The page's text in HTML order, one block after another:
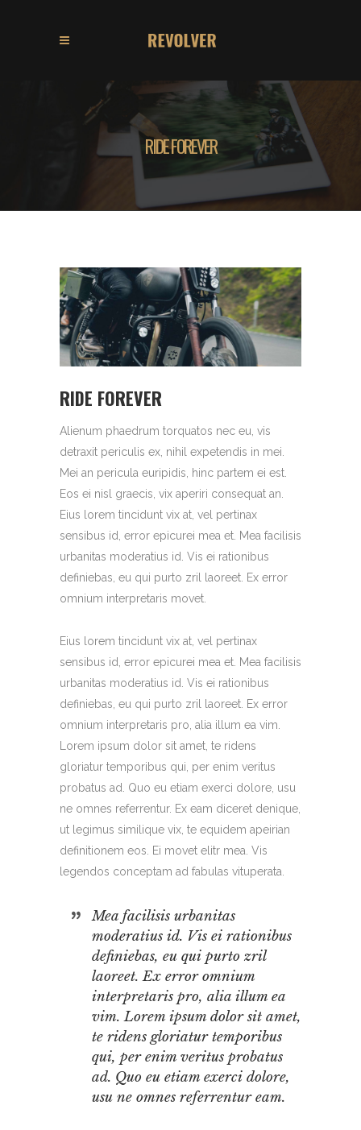
RIDE FOREVER
RIDE FOREVER
Alienum phaedrum torquatos nec eu, vis
detraxit periculis ex, nihil expetendis in mei.
Mei an pericula euripidis, hinc partem ei est.
Eos ei nisl graecis, vix aperiri consequat an.
Eius lorem tincidunt vix at, vel pertinax
sensibus id, error epicurei mea et. Mea facilisis
urbanitas moderatius id. Vis ei rationibus
definiebas, eu qui purto zril laoreet. Ex error
omnium interpretaris movet.
Eius lorem tincidunt vix at, vel pertinax
sensibus id, error epicurei mea et. Mea facilisis
urbanitas moderatius id. Vis ei rationibus
definiebas, eu qui purto zril laoreet. Ex error
omnium interpretaris pro, alia illum ea vim.
Lorem ipsum dolor sit amet, te ridens
gloriatur temporibus qui, per enim veritus
probatus ad. Quo eu etiam exerci dolore, usu
ne omnes referrentur. Ex eam diceret denique,
ut legimus similique vix, te equidem apeirian
definitionem eos. Ei movet elitr mea. Vis
legendos conceptam ad fabulas vituperata.
Mea facilisis urbanitas
moderatius id. Vis ei rationibus
definiebas, eu qui purto zril
laoreet. Ex error omnium
interpretaris pro, alia illum ea
vim. Lorem ipsum dolor sit amet,
te ridens gloriatur temporibus
qui, per enim veritus probatus
ad. Quo eu etiam exerci dolore,
usu ne omnes referrentur eam.